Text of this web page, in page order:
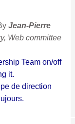
Jean-Pierre
Web committee
Team on/off
it.
de direction